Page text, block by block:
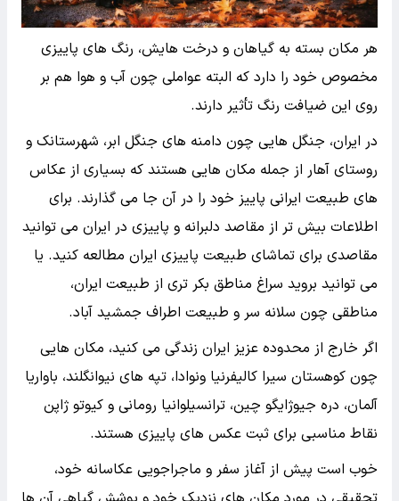
هر مکان بسته به گیاهان و درخت هایش، رنگ های پاییزی
مخصوص خود را دارد که البته عواملی چون آب و هوا هم بر
روی این ضیافت رنگ تأثیر دارند.
در ایران، جنگل هایی چون دامنه های جنگل ابر، شهرستانک و
روستای آهار از جمله مکان هایی هستند که بسیاری از عکاس
های طبیعت ایرانی پاییز خود را در آن جا می گذارند. برای
اطلاعات بیش تر از مقاصد دلبرانه و پاییزی در ایران می توانید
مقاصدی برای تماشای طبیعت پاییزی ایران مطالعه کنید. یا
می توانید بروید سراغ مناطق بکر تری از طبیعت ایران،
مناطقی چون سلانه سر و طبیعت اطراف جمشید آباد.
اگر خارج از محدوده عزیز ایران زندگی می کنید، مکان هایی
چون کوهستان سیرا کالیفرنیا ونوادا، تپه های نیوانگلند، باواریا
آلمان، دره جیوژایگو چین، ترانسیلوانیا رومانی و کیوتو ژاپن
نقاط مناسبی برای ثبت عکس های پاییزی هستند.
خوب است پیش از آغاز سفر و ماجراجویی عکاسانه خود،